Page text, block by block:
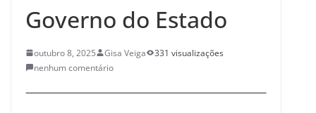
Governo do Estado
outubro 8, 2025 Gisa Veiga
331 visualizações
nenhum comentário